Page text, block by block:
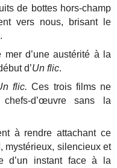
de bottes hors-champ
vers nous, brisant le
d’une austérité à la
d’Un flic.
flic. Ces trois films ne
d’œuvre sans la
à rendre attachant ce
mystérieux, silencieux et
d’un instant face à la